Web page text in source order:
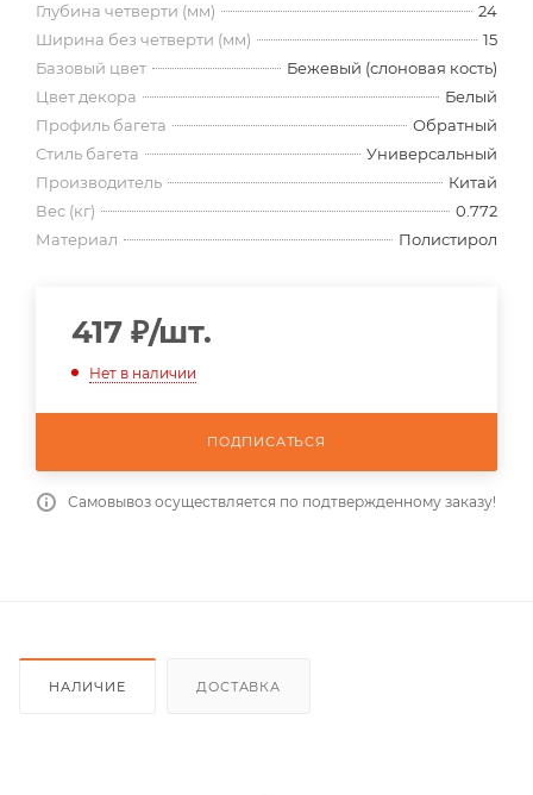
Глубина четверти (мм)
24
Ширина без четверти (мм)
15
Базовый цвет
Бежевый (слоновая кость)
Цвет декора
Белый
Профиль багета
Обратный
Стиль багета
Универсальный
Производитель
Китай
Вес (кг)
0.772
Материал
Полистирол
417 ₽/шт.
Нет в наличии
ПОДПИСАТЬСЯ
Самовывоз осуществляется по подтвержденному заказу!
НАЛИЧИЕ ДОСТАВКА